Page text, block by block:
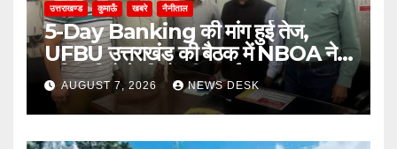
उत्तराखण्ड कुमाऊँ खबरे नैनीताल
5-Day Banking की मांग हुई तेज,
UFBU उत्तराखंड की बैठक में NBOA ने
अधिकारियों के हितों की उठाई मजबूत आवाज
AUGUST 7, 2026 NEWS DESK